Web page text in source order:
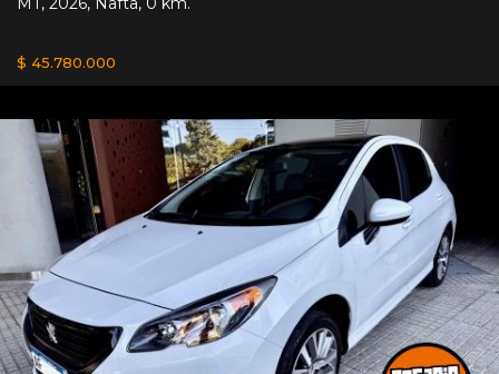
$ 45.780.000